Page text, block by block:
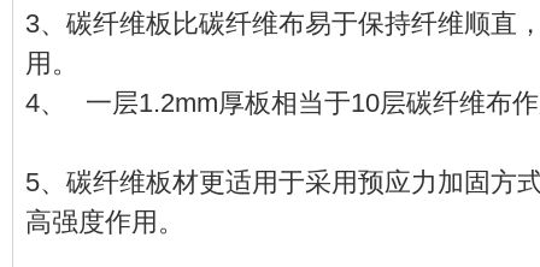
3、碳纤维板比碳纤维布易于保持纤维顺直
用。
4、 一层1.2mm厚板相当于10层碳纤维布
5、碳纤维板材更适用于采用预应力加固方
高强度作用。